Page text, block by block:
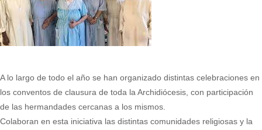
A lo largo de todo el año se han organizado distintas celebraciones en
los conventos de clausura de toda la Archidiócesis, con participación
de las hermandades cercanas a los mismos.
Colaboran en esta iniciativa las distintas comunidades religiosas y la